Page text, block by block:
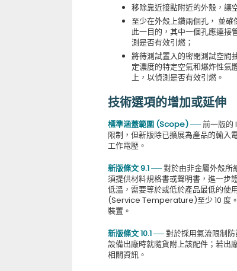
移除靠近接點附近的外殼，讓
至少在外殼上鑽兩個孔， 並
此一目的，其中一個孔應連接
測是否有效引燃；
將待測試置入的密閉測試空間
定濃度的特定空氣和爆炸性氣
上，以偵測是否有效引燃。
技術選項的增加或延伸
標準涵蓋範圍 (Scope) ──前一版的
限制，但新版除已擴展為產品的輸入
工作電壓。
新版條文 9.1 ──對於由非金屬外殼
須提供材料規格書或聲明書，進一步
低溫，需要等於或低於產品最低的使
(Service Temperature)至少 10 度
裝置。
新版條文 10.1──對於採用氣流限制
設備出廠時就隨貨附上該配件；若出
相關資訊。